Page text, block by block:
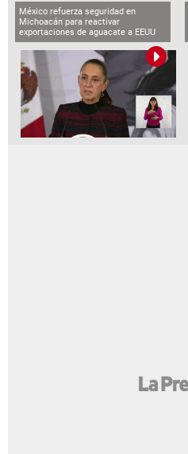
México refuerza seguridad en
Michoacán para reactivar
exportaciones de aguacate a EEUU